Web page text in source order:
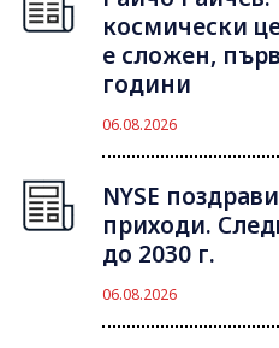
космически
е сложен,
години
06.08.2026
NYSE
приходи.
до 2030 г.
06.08.2026